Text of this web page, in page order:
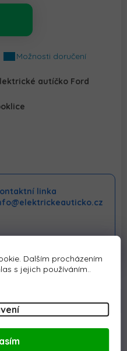
Dalším procházením
s jejich používáním..
Možnosti doručení
autíčko Ford
linka